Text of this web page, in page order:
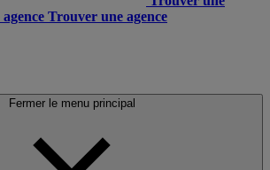
Trouver une agence
Fermer le menu principal